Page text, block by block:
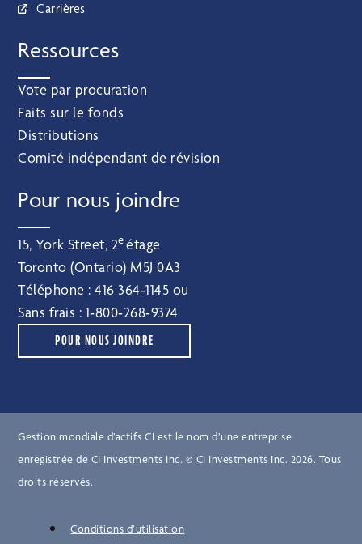
Carrières
Ressources
Vote par procuration
Faits sur le fonds
Distributions
Comité indépendant de révision
Pour nous joindre
15, York Street, 2eétage
Toronto (Ontario) M5J 0A3
Téléphone :416 364‑1145 ou
Sans frais : 1‑800‑268‑9374
POUR NOUS JOINDRE
Gestion mondiale d’actifs CI est le nom d’une entreprise
enregistrée de CI Investments Inc. © CI Investments Inc. 2026. Tous
droits réservés.
Conditions d’utilisation